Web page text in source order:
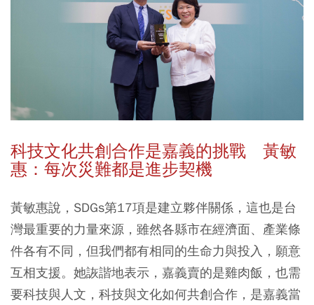
科技文化共創合作是嘉義的挑戰 黃敏
惠：每次災難都是進步契機
黃敏惠說，SDGs第17項是建立夥伴關係，這也是台
灣最重要的力量來源，雖然各縣市在經濟面、產業條
件各有不同，但我們都有相同的生命力與投入，願意
互相支援。她詼諧地表示，嘉義賣的是雞肉飯，也需
要科技與人文，科技與文化如何共創合作，是嘉義當